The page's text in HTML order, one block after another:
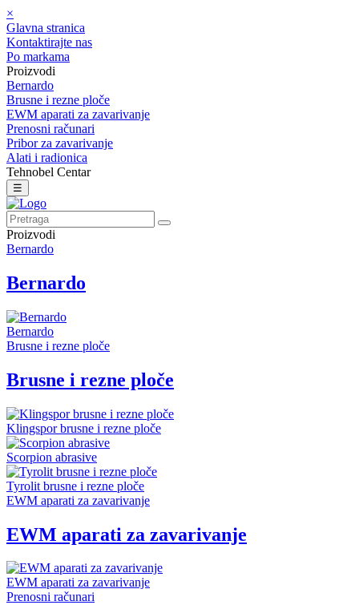
×
Glavna stranica
Kontaktirajte nas
Po markama
Proizvodi
Bernardo
Brusne i rezne ploče
EWM aparati za zavarivanje
Prenosni računari
Pribor za zavarivanje
Alati i radionica
Tehnobel Centar
☰
Proizvodi
Bernardo
Bernardo
Bernardo
Brusne i rezne ploče
Brusne i rezne ploče
Klingspor brusne i rezne ploče
Scorpion abrasive
Tyrolit brusne i rezne ploče
EWM aparati za zavarivanje
EWM aparati za zavarivanje
EWM aparati za zavarivanje
Prenosni računari